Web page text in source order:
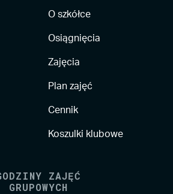
O szkółce
Osiągnięcia
Zajęcia
Plan zajęć
Cennik
Koszulki klubowe
ZAJĘĆ
GRUPOWYCH